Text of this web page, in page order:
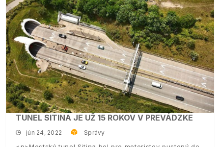
TUNEL SITINA JE UŽ 15 ROKOV V PREVÁDZKE
jún 24, 2022 Správy